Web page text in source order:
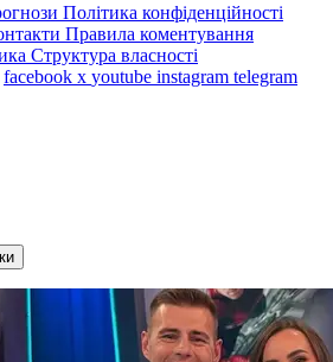
Політика конфіденційності
Правила коментування
Структура власності
facebook x youtube instagram telegram